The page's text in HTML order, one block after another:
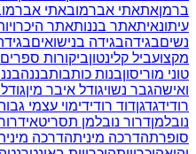
ברמןאתאתי אברמובאתי
עיתונאיתאתר בננותאתר
נשיםבגידהבגידה בנישואים
מקצועביל קלינטוןביקורות ספרים
טוני מוריסוןבנות כותבותבננה
ואישהגבר נשויגודל איבר מין
רודידגדגןדוד רודידימוי עצמי
נובלמןדרור נובלמן תסריטאי
סופרתהדרכה מיניתהדרכה